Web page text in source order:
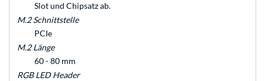
Slot und Chipsatz ab.
M.2 Schnittstelle
PCIe
M.2 Länge
60 - 80 mm
RGB LED Header